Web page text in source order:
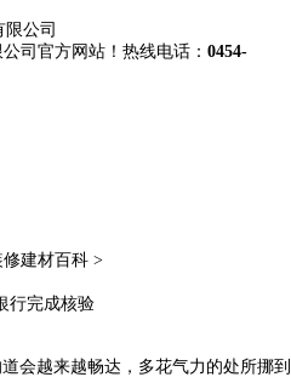
司官方网站！热线电话： 0454-
修建材百科 >
行完成核验
越来越畅达，多花气力的处所挪到